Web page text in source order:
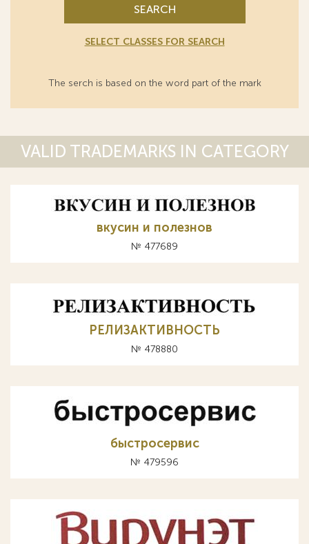
SEARCH
SELECT CLASSES FOR SEARCH
The serch is based on the word part of the mark
VALID TRADEMARKS IN CATEGORY
вкусин и полезнов
№ 477689
РЕЛИЗАКТИВНОСТЬ
№ 478880
быстросервис
№ 479596